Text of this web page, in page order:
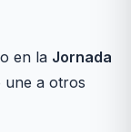
en la Jornada
une a otros